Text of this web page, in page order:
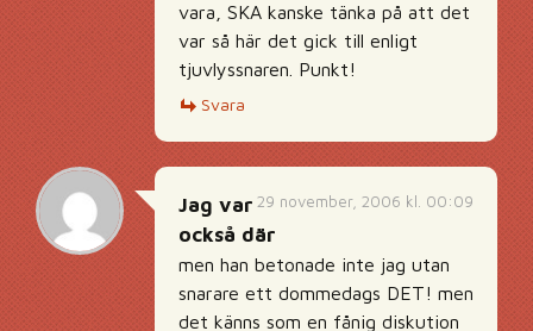
vara, SKA kanske tänka på att det
var så här det gick till enligt
tjuvlyssnaren. Punkt!
Svara
29 november, 2006 kl. 00:09
Jag var
också där
men han betonade inte jag utan
snarare ett dommedags DET! men
det känns som en fånig diskution